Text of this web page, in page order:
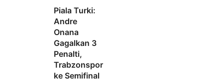
Piala Turki:
Andre
Onana
Gagalkan 3
Penalti,
Trabzonspor
ke Semifinal